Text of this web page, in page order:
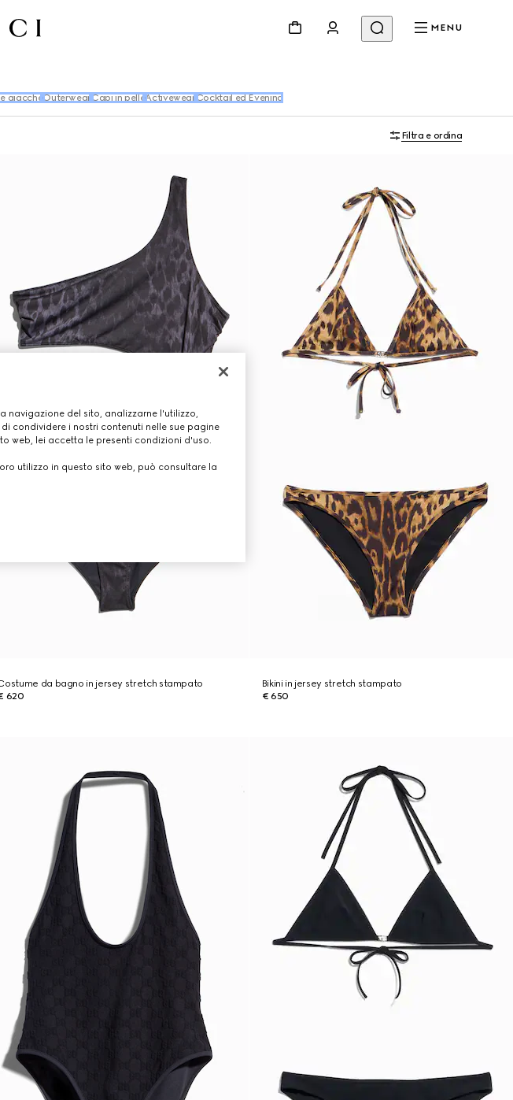
MENU
giaccheOuterwear Capi in pelleActivewear Cocktail ed Evening
Filtra e ordina
da bagno in jersey stretch stampato
620
Bikini in jersey stretch stampato
€ 650
navigazione del sito, analizzarne l'utilizzo,
condividere i nostri contenuti nelle sue pagine
web, lei accetta le presenti condizioni d'uso.
utilizzo in questo sito web, può consultare la